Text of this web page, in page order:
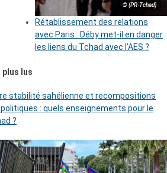
© (PR-Tchad)
Rétablissement des relations
avec Paris : Déby met-il en danger
les liens du Tchad avec l’AES ?
plus lus
stabilité sahélienne et recompositions
: quels enseignements pour le
?